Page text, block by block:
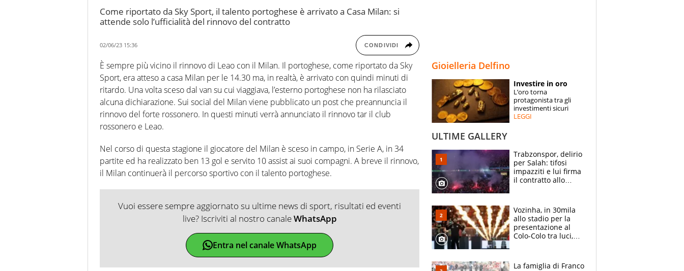
SPECIALI
ESPERTI
Come riportato da Sky Sport, il talento portoghese è arrivato a Casa Milan: si
attende solo l’ufficialità del rinnovo del contratto
02/06/23 15:36 CONDIVIDI
È sempre più vicino il rinnovo di Leao con il Milan. Il portoghese, come riportato da Sky
Sport, era atteso a casa Milan per le 14.30 ma, in realtà, è arrivato con quindi minuti di
ritardo. Una volta sceso dal van su cui viaggiava, l’esterno portoghese non ha rilasciato
alcuna dichiarazione. Sui social del Milan viene pubblicato un post che preannuncia il
rinnovo del forte rossonero. In questi minuti verrà annunciato il rinnovo tar il club
rossonero e Leao.
Nel corso di questa stagione il giocatore del Milan è sceso in campo, in Serie A, in 34
partite ed ha realizzato ben 13 gol e servito 10 assist ai suoi compagni. A breve il rinnovo,
il Milan continuerà il percorso sportivo con il talento portoghese.
Vuoi essere sempre aggiornato su ultime news di sport, risultati ed eventi
live? Iscriviti al nostro canaleWhatsApp
Entra nel canale WhatsApp
Gioielleria Delfino
Investire in oro
L’oro torna
protagonista tra gli
investimenti sicuri
LEGGI
ULTIME GALLERY
Trabzonspor, delirio
per Salah: tifosi
impazziti e lui firma
il contratto allo
Vozinha, in 30mila
allo stadio per la
presentazione al
Colo-Colo tra luci,
La famiglia di Franco